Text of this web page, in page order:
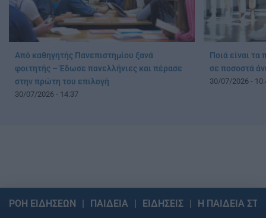
Από καθηγητής Πανεπιστημίου ξανά
φοιτητής – Έδωσε πανελλήνιες και πέρασε
στην πρώτη του επιλογή
30/07/2026 - 14:37
Ποιά είναι τα
σε ποσοστά
30/07/2026 -
ΡΟΗ ΕΙΔΗΣΕΩΝ ΠΑΙΔΕΙΑ ΕΙΔΗΣΕΙΣ Η ΠΑΙΔΕΙΑ